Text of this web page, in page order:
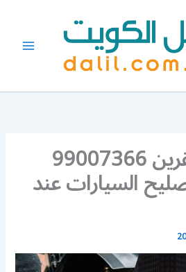
كراج متنقل القرين 99007366
السيارات عند